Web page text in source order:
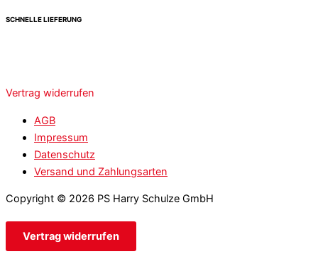
SCHNELLE LIEFERUNG
Vertrag widerrufen
AGB
Impressum
Datenschutz
Versand und Zahlungsarten
Copyright © 2026 PS Harry Schulze GmbH
Vertrag widerrufen